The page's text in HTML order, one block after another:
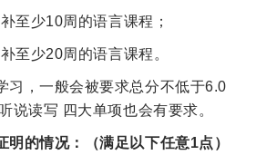
至少10周的语言课程；
至少20周的语言课程。
习，一般会被要求总分不低于6.0
说读写 四大单项也会有要求。
明的情况：（满足以下任意1点）